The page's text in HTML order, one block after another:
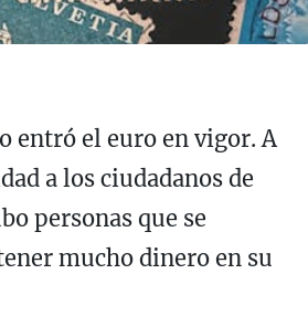
entró el euro en vigor. A
a los ciudadanos de
personas que se
mucho dinero en su